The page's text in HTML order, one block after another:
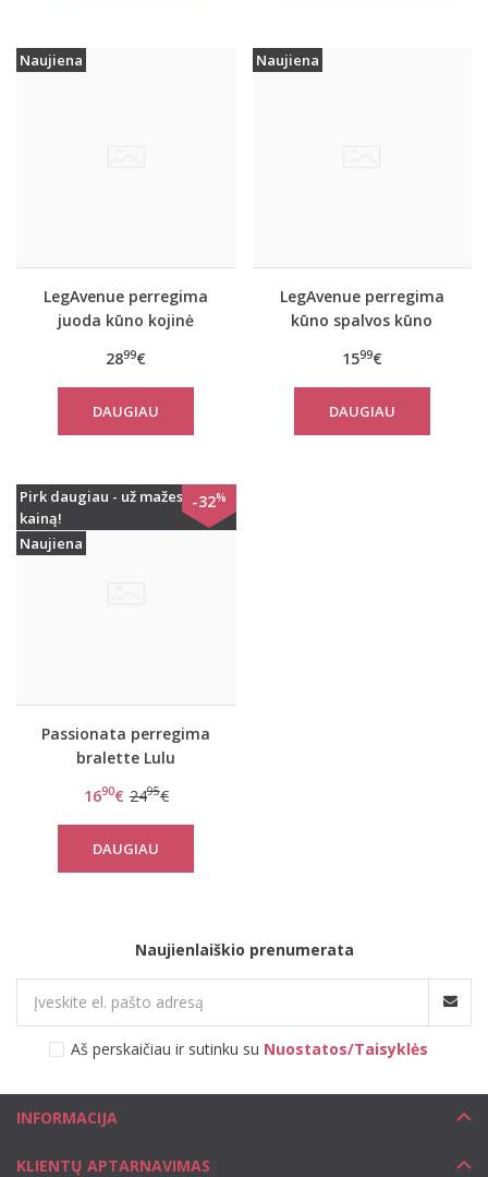
Naujiena
LegAvenue perregima
juoda kūno kojinė
2899€
DAUGIAU
Naujiena
LegAvenue perregima
kūno spalvos kūno
1599€
DAUGIAU
Pirk daugiau - už mažesnę
kainą!
Naujiena
-32%
Passionata perregima
bralette Lulu
1690€ 2495€
DAUGIAU
Naujienlaiškio prenumerata
Aš perskaičiau ir sutinku su Nuostatos/Taisyklės
INFORMACIJA
KLIENTŲ APTARNAVIMAS